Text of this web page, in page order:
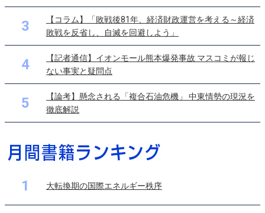
3
【コラム】「敗戦後81年、経済財政運営を考える～経済
敗戦を反省し、自滅を回避しよう」
4
【記者通信】イオンモール熊本爆発事故 マスコミが報じ
ない事実と疑問点
5
【論考】懸念される「複合石油危機」 中東情勢の現況を
徹底解説
1 大転換期の国際エネルギー秩序